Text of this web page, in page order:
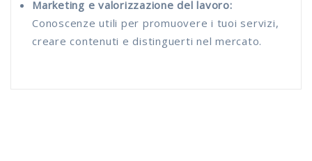
Marketing e valorizzazione del lavoro:
Conoscenze utili per promuovere i tuoi servizi,
creare contenuti e distinguerti nel mercato.